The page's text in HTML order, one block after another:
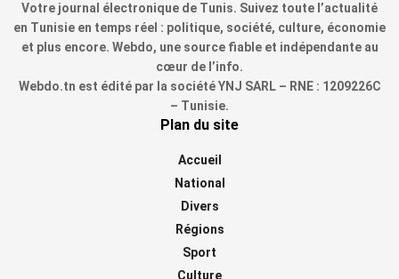
Votre journal électronique de Tunis. Suivez toute l’actualité
en Tunisie en temps réel : politique, société, culture, économie
et plus encore. Webdo, une source fiable et indépendante au
cœur de l’info.
Webdo.tn est édité par la société YNJ SARL – RNE : 1209226C
– Tunisie.
Plan du site
Accueil
National
Divers
Régions
Sport
Culture